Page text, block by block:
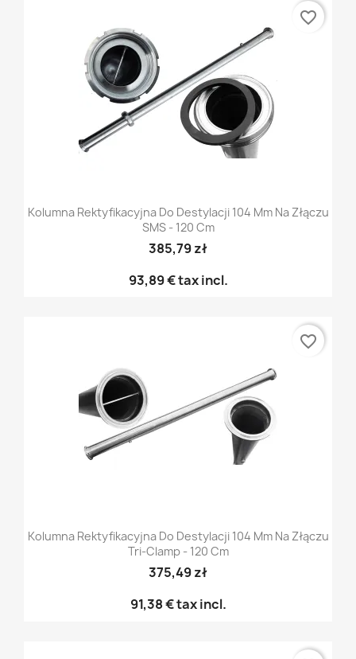
Kolumna Rektyfikacyjna Do Destylacji 104 Mm Na Złączu
SMS - 120 Cm
385,79 zł
93,89 €tax incl.
favorite_border
Kolumna Rektyfikacyjna Do Destylacji 104 Mm Na Złączu
Tri-Clamp - 120 Cm
375,49 zł
91,38 €tax incl.
favorite_border